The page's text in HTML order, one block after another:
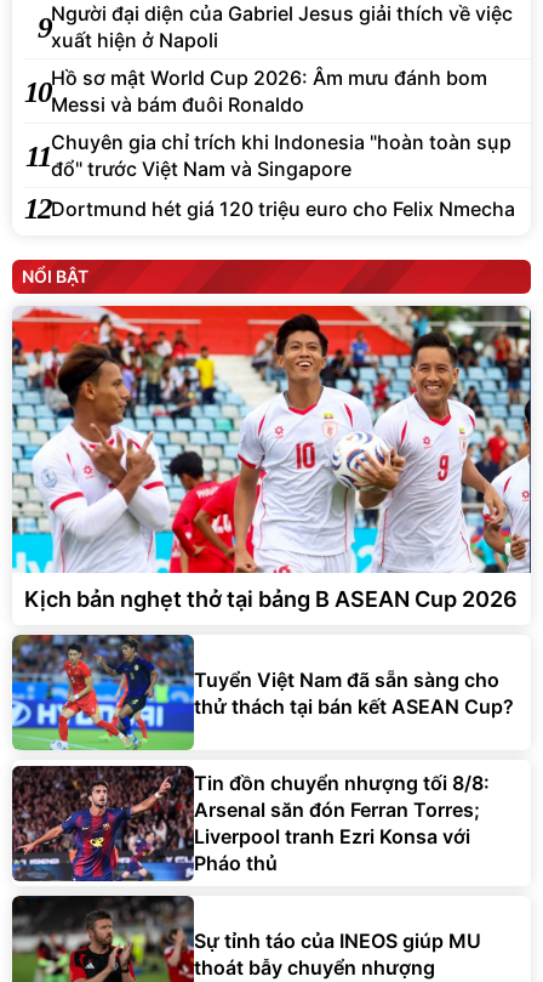
9Người đại diện của Gabriel Jesus giải thích về việc
xuất hiện ở Napoli
10Hồ sơ mật World Cup 2026: Âm mưu đánh bom
Messi và bám đuôi Ronaldo
11Chuyên gia chỉ trích khi Indonesia "hoàn toàn sụp
đổ" trước Việt Nam và Singapore
12Dortmund hét giá 120 triệu euro cho Felix Nmecha
NỔI BẬT
Kịch bản nghẹt thở tại bảng B ASEAN Cup 2026
Tuyển Việt Nam đã sẵn sàng cho
thử thách tại bán kết ASEAN Cup?
Tin đồn chuyển nhượng tối 8/8:
Arsenal săn đón Ferran Torres;
Liverpool tranh Ezri Konsa với
Pháo thủ
Sự tỉnh táo của INEOS giúp MU
thoát bẫy chuyển nhượng